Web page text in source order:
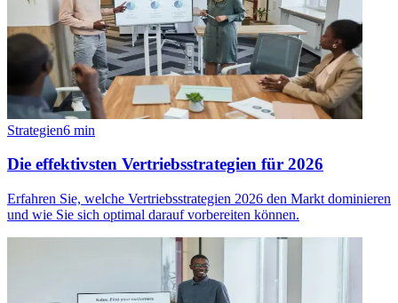
Strategien6 min
Die effektivsten Vertriebsstrategien für 2026
Erfahren Sie, welche Vertriebsstrategien 2026 den Markt dominieren
und wie Sie sich optimal darauf vorbereiten können.